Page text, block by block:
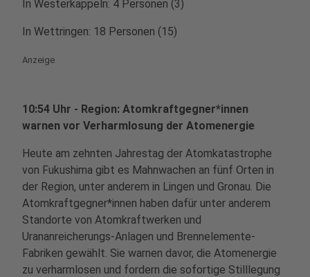
In Westerkappeln: 4 Personen (3)
In Wettringen: 18 Personen (15)
Anzeige
10:54 Uhr - Region: Atomkraftgegner*innen
warnen vor Verharmlosung der Atomenergie
Heute am zehnten Jahrestag der Atomkatastrophe
von Fukushima gibt es Mahnwachen an fünf Orten in
der Region, unter anderem in Lingen und Gronau. Die
Atomkraftgegner*innen haben dafür unter anderem
Standorte von Atomkraftwerken und
Urananreicherungs-Anlagen und Brennelemente-
Fabriken gewählt. Sie warnen davor, die Atomenergie
zu verharmlosen und fordern die sofortige Stilllegung